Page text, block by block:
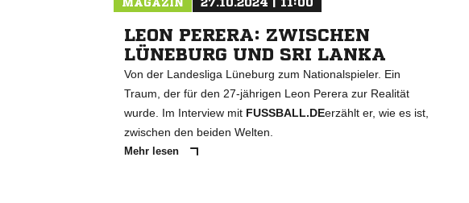
MAGAZIN 27.10.2024 | 11:00
LEON PERERA: ZWISCHEN
LÜNEBURG UND SRI LANKA
Von der Landesliga Lüneburg zum Nationalspieler. Ein
Traum, der für den 27-jährigen Leon Perera zur Realität
wurde. Im Interview mit FUSSBALL.DEerzählt er, wie es ist,
zwischen den beiden Welten.
Mehr lesen